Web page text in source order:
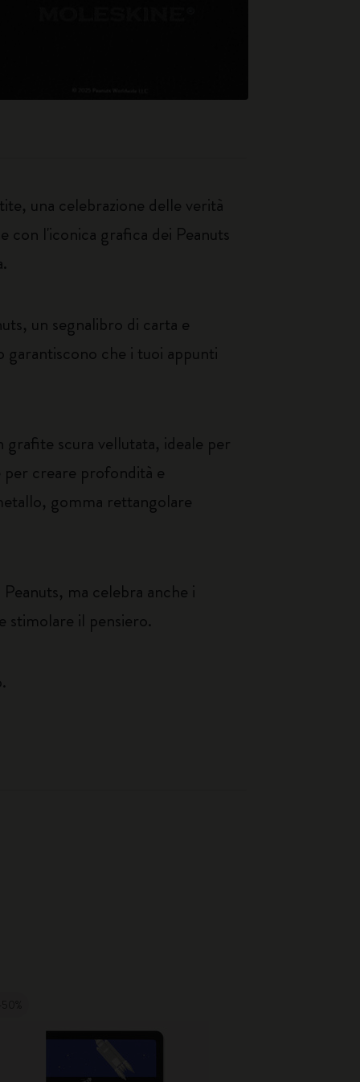
una celebrazione delle verità
con l'iconica grafica dei Peanuts
un segnalibro di carta e
garantiscono che i tuoi appunti
scura vellutata, ideale per
creare profondità e
gomma rettangolare
ma celebra anche i
stimolare il pensiero.